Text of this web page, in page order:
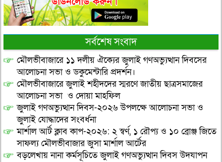
সর্বশেষ সংবাদ
মৌলভীবাজারে ১১ দলীয় ঐক্যের জুলাই গণঅভ্যুত্থান দিবসের
আলোচনা সভা ও ডকুমেন্টারি প্রদর্শন।
মৌলভীবাজারে জুলাই শহীদদের স্মরণে জাতীয় ছাত্রসমাজের
আলোচনা সভা ও দোয়া মাহফিল
জুলাই গণঅভ্যুত্থান দিবস-২০২৬ উপলক্ষে আলোচনা সভা ও
জুলাই যোদ্ধাদের সংবর্ধনা
মার্শাল আর্ট ক্লাব কাপ-২০২৬: ২ স্বর্ণ, ১ রৌপ্য ও ১০ ব্রোঞ্জ জিতে
সাফল্য মৌলভীবাজার জুসা মার্শাল আর্টের
বড়লেখায় নানা কর্মসূচিতে জুলাই গণঅভ্যুত্থান দিবস উদযাপন